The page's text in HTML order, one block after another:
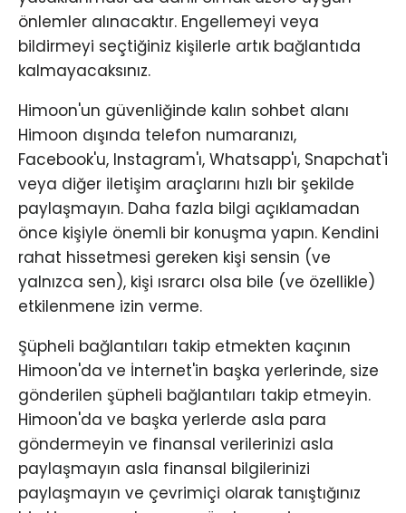
önlemler alınacaktır. Engellemeyi veya
bildirmeyi seçtiğiniz kişilerle artık bağlantıda
kalmayacaksınız.
Himoon'un güvenliğinde kalın sohbet alanı
Himoon dışında telefon numaranızı,
Facebook'u, Instagram'ı, Whatsapp'ı, Snapchat'i
veya diğer iletişim araçlarını hızlı bir şekilde
paylaşmayın. Daha fazla bilgi açıklamadan
önce kişiyle önemli bir konuşma yapın. Kendini
rahat hissetmesi gereken kişi sensin (ve
yalnızca sen), kişi ısrarcı olsa bile (ve özellikle)
etkilenmene izin verme.
Şüpheli bağlantıları takip etmekten kaçının
Himoon'da ve İnternet'in başka yerlerinde, size
gönderilen şüpheli bağlantıları takip etmeyin.
Himoon'da ve başka yerlerde asla para
göndermeyin ve finansal verilerinizi asla
paylaşmayın asla finansal bilgilerinizi
paylaşmayın ve çevrimiçi olarak tanıştığınız